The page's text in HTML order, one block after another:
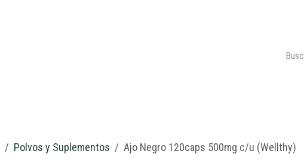
Polvos y Suplementos Ajo Negro 120caps 500mg c/u (Wellthy)